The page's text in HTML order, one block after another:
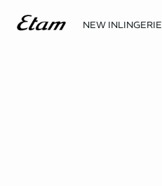
NEW INLINGERIE